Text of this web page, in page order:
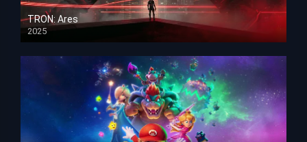
TRON: Ares
2025
HD 1080p